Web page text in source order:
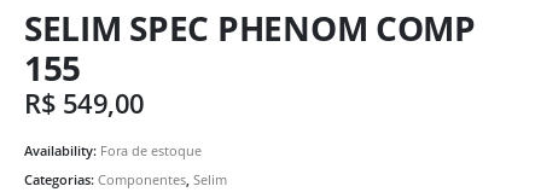
SELIM SPEC PHENOM COMP
155
R$ 549,00
Availability: Fora de estoque
Categorias: Componentes Selim